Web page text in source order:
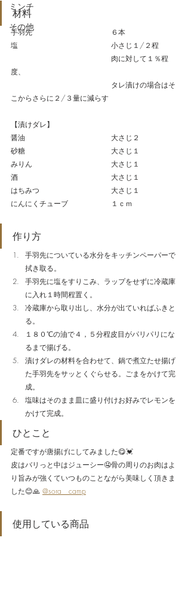
ミンチ
その他
材料
手羽先　　　　　　　　　　　６本
塩　　　　　　　　　　　　　小さじ１/２程
肉に対して１％程
度、
タレ漬けの場合はそ
こからさらに２/３量に減らす
【漬けダレ】
醤油　　　　　　　　　　　　大さじ２
砂糖　　　　　　　　　　　　大さじ１
みりん　　　　　　　　　　　大さじ１
酒　　　　　　　　　　　　　大さじ１
はちみつ　　　　　　　　　　大さじ１
にんにくチューブ　　　　　　１ｃｍ
作り方
手羽先についている水分をキッチンペーパーで
拭き取る。
手羽先に塩をすりこみ、ラップをせずに冷蔵庫
に入れ１時間程置く。
冷蔵庫から取り出し、水分が出ていればふきと
る。
１８０℃の油で４，５分程皮目がパリパリにな
るまで揚げる。
漬けダレの材料を合わせて、鍋で煮立たせ揚げ
た手羽先をサッとくぐらせる。ごまをかけて完
成。
塩味はそのまま皿に盛り付けお好みでレモンを
かけて完成。
ひとこと
定番ですが唐揚げにしてみました😋💓
皮はバリっと中はジューシー🤤骨の周りのお肉はよ
り旨みが強くていつものことながら美味しく頂きま
した😊🙏 @sora__camp
使用している商品